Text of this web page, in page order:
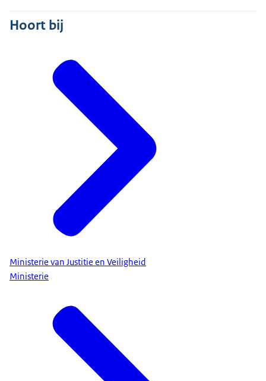
Hoort bij
Ministerie van Justitie en Veiligheid
Ministerie